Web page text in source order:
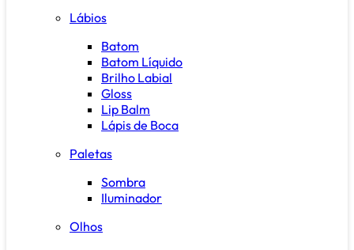
Lábios
Batom
Batom Líquido
Brilho Labial
Gloss
Lip Balm
Lápis de Boca
Paletas
Sombra
Iluminador
Olhos